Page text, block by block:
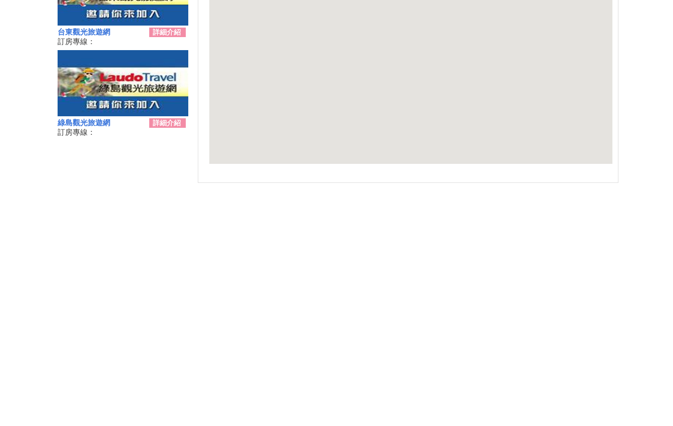
交通部觀光局建置之「單車環島
遊台灣國際入口網站Taiwan on
2 Wheels」
迎曙光、賞鯨豚、嚐海味，商業
獅邀您一起來「成功」
月13日起卑南遊客中心展現下賓
朗部落樂舞
2019台東美麗花海！賞金針
花、賞紅藜 & 太麻里交通周邊
景點攻略
最美「多良火車站」 貼心設施
變多了
台東觀光旅遊網 詳細介紹
訂房專線：
綠島觀光旅遊網 詳細介紹
訂房專線：